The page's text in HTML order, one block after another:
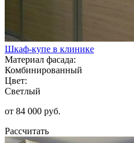
Шкаф-купе в клинике
Материал фасада:
Комбинированный
Цвет:
Светлый
от 84 000 руб.
Рассчитать